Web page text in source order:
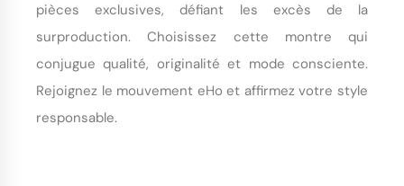
pièces exclusives, défiant les excès de la
surproduction. Choisissez cette montre qui
conjugue qualité, originalité et mode consciente.
Rejoignez le mouvement eHo et affirmez votre style
responsable.